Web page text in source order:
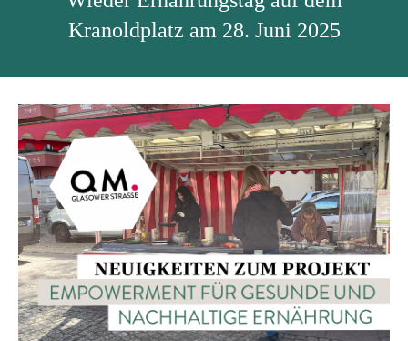
Kranoldplatz am 28. Juni 2025